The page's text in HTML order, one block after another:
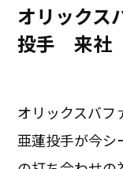
オリック
投手 来社
オリックスバフ
亜蓮投手が今シ